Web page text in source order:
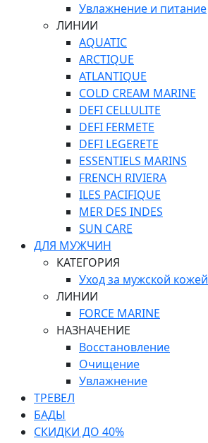
Увлажнение и питание
ЛИНИИ
AQUATIC
ARCTIQUE
ATLANTIQUE
COLD CREAM MARINE
DEFI CELLULITE
DEFI FERMETE
DEFI LEGERETE
ESSENTIELS MARINS
FRENCH RIVIERA
ILES PACIFIQUE
MER DES INDES
SUN CARE
ДЛЯ МУЖЧИН
КАТЕГОРИЯ
Уход за мужской кожей
ЛИНИИ
FORCE MARINE
НАЗНАЧЕНИЕ
Восстановление
Очищение
Увлажнение
ТРЕВЕЛ
БАДЫ
СКИДКИ ДО 40%